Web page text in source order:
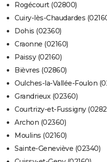
Rogécourt (02800)
Cuiry-lès-Chaudardes
Dohis (02360)
Craonne (02160)
Paissy (02160)
Bièvres (02860)
Oulches-la-Vallée-Foulon
Grandrieux (02360)
Courtrizy-et-Fussigny
Archon (02360)
Moulins (02160)
Sainte-Geneviève (02340)